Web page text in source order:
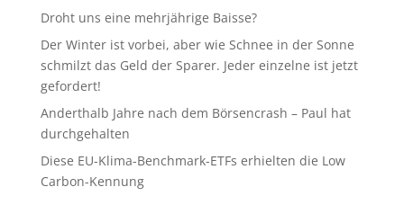
Droht uns eine mehrjährige Baisse?
Der Winter ist vorbei, aber wie Schnee in der Sonne
schmilzt das Geld der Sparer. Jeder einzelne ist jetzt
gefordert!
Anderthalb Jahre nach dem Börsencrash – Paul hat
durchgehalten
Diese EU-Klima-Benchmark-ETFs erhielten die Low
Carbon-Kennung